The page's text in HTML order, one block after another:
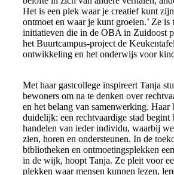
Het is een plek waar je creatief kunt
ontmoet en waar je kunt groeien.’ Ze is
initiatieven die in de OBA in Zuidoost
het Buurtcampus-project de
ontwikkeling en het onderwijs voor
Met haar gastcollege inspireert Tanja
bewoners om na te denken over
en het belang van samenwerking. Haar
duidelijk: een rechtvaardige stad begint
handelen van ieder individu, waarbij
zien, horen en ondersteunen. In de
bibliotheken en ontmoetingsplekken
in de wijk, hoopt Tanja. Ze pleit voor
plekken waar mensen kunnen lezen,